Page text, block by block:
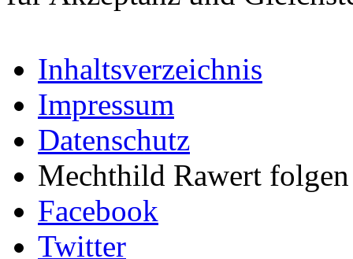
Inhaltsverzeichnis
Impressum
Datenschutz
Mechthild Rawert
Facebook
Twitter